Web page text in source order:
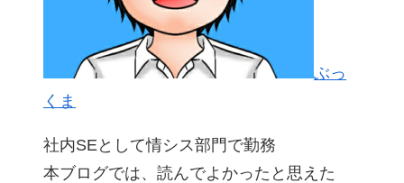
ぶっ
くま
社内SEとして情シス部門で勤務
本ブログでは、読んでよかったと思えた